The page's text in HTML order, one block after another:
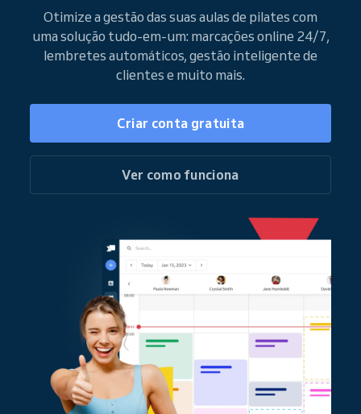
Otimize a gestão das suas aulas de pilates com
uma solução tudo-em-um: marcações online 24/7,
lembretes automáticos, gestão inteligente de
clientes e muito mais.
Criar conta gratuita
Ver como funciona